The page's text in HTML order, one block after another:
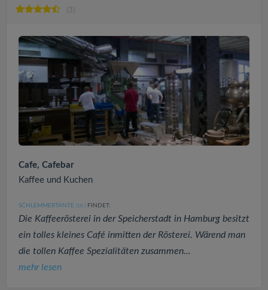
(3)
Cafe, Cafebar
Kaffee und Kuchen
SCHLEMMERTANTE (10 ) FINDET:
Die Kaffeerösterei in der Speicherstadt in Hamburg besitzt
ein tolles kleines Café inmitten der Rösterei. Wärend man
die tollen Kaffee Spezialitäten zusammen...
mehr lesen